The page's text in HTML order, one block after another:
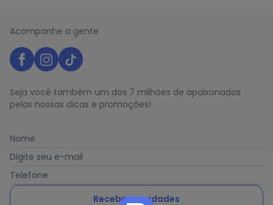
Acompanhe a gente
Seja você também um dos 7 milhões de apaixonados
pelas nossas dicas e promoções!
Nome
Digite seu e-mail
Telefone
Receber novidades